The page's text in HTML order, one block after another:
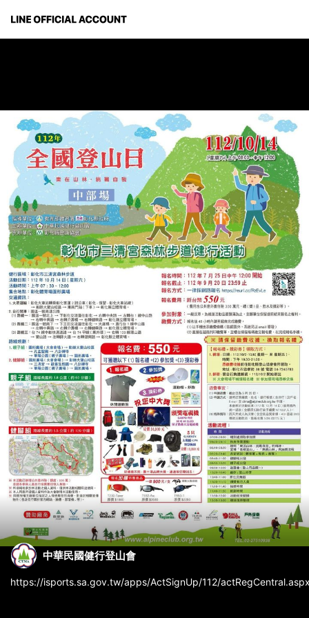
中華民國健行登山會
https://isports.sa.gov.tw/apps/ActSignUp/112/